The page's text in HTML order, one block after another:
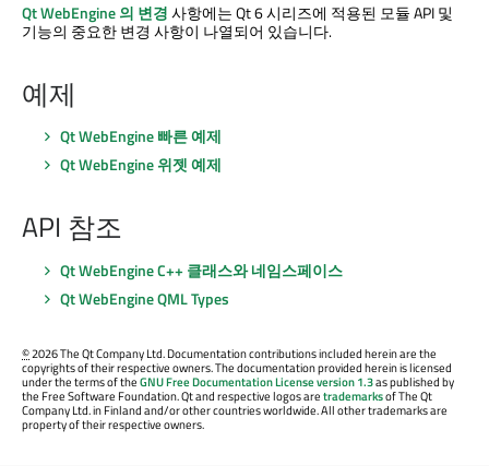
Qt WebEngine의 변경사항에는 Qt 6 시리즈에 적용된 모듈 API 및
기능의 중요한 변경 사항이 나열되어 있습니다.
예제
Qt WebEngine빠른 예제
Qt WebEngine위젯 예제
API 참조
Qt WebEngineC++ 클래스와 네임스페이스
Qt WebEngineQML Types
©2026 The Qt Company Ltd. Documentation contributions included herein are the
copyrights of their respective owners. The documentation provided herein is licensed
under the terms of theGNU Free Documentation License version 1.3as published by
the Free Software Foundation. Qt and respective logos aretrademarksof The Qt
Company Ltd. in Finland and/or other countries worldwide. All other trademarks are
property of their respective owners.